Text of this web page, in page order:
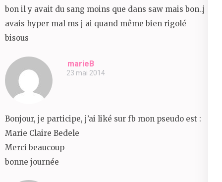
bon il y avait du sang moins que dans saw mais bon..j
avais hyper mal ms j ai quand même bien rigolé
bisous
marieB
23 mai 2014
Bonjour, je participe, j’ai liké sur fb mon pseudo est :
Marie Claire Bedele
Merci beaucoup
bonne journée